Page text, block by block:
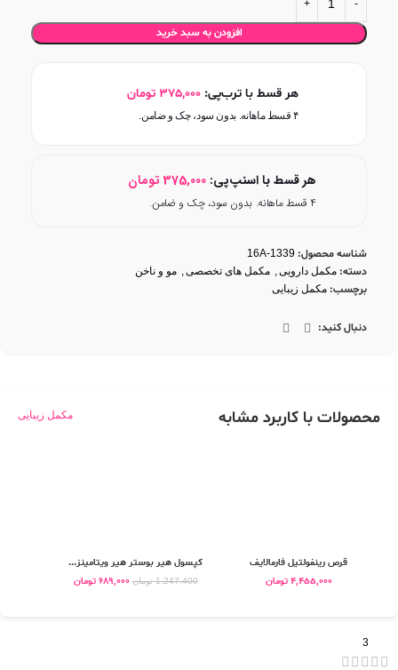
افزودن به سبد خرید
هر قسط با ترب‌پی: 375,000 تومان
۴ قسط ماهانه. بدون سود، چک و ضامن.
هر قسط با اسنپ‌پی: 375,000 تومان
۴ قسط ماهانه. بدون سود، چک و ضامن.
شناسه محصول: 16A-1339
دسته: مکمل دارویی, مکمل های تخصصی, مو و ناخن
برچسب: مکمل زیبایی
دنبال کنید:
محصولات با کاربرد مشابه مکمل زیبایی
قرص رینفولتیل فارمالایف
4,455,000 تومان
کپسول هیر بوستر هیر ویتامینز...
1,247,400 تومان 689,000 تومان
3